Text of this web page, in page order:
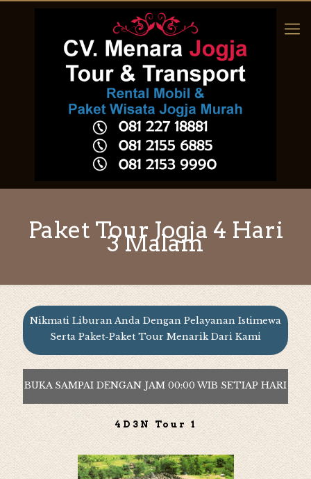
Paket Tour Jogja 4 Hari
3 Malam
Nikmati Liburan Anda Dengan Pelayanan Istimewa
Serta Paket-Paket Tour Menarik Dari Kami
BUKA SAMPAI DENGAN JAM 00:00 WIB SETIAP HARI
4D3N Tour 1